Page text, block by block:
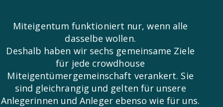
Miteigentum funktioniert nur, wenn alle
dasselbe wollen.
Deshalb haben wir sechs gemeinsame Ziele
für jede crowdhouse
Miteigentümergemeinschaft verankert. Sie
sind gleichrangig und gelten für unsere
Anlegerinnen und Anleger ebenso wie für uns.